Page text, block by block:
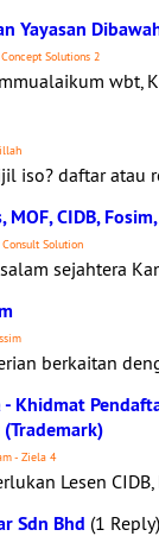
Yayasan
Solutions 2
wbt,
iso? daftar atau
CIDB,
Solution
sejahtera
berkaitan
Khidmat
- Ziela 4
Lesen
Sdn Bhd (1 Reply)